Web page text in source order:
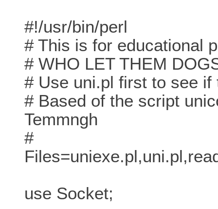
#!/usr/bin/perl
# This is for educational
# WHO LET THEM
# Use uni.pl first to see
# Based of the script
Temmngh
#
use Socket;